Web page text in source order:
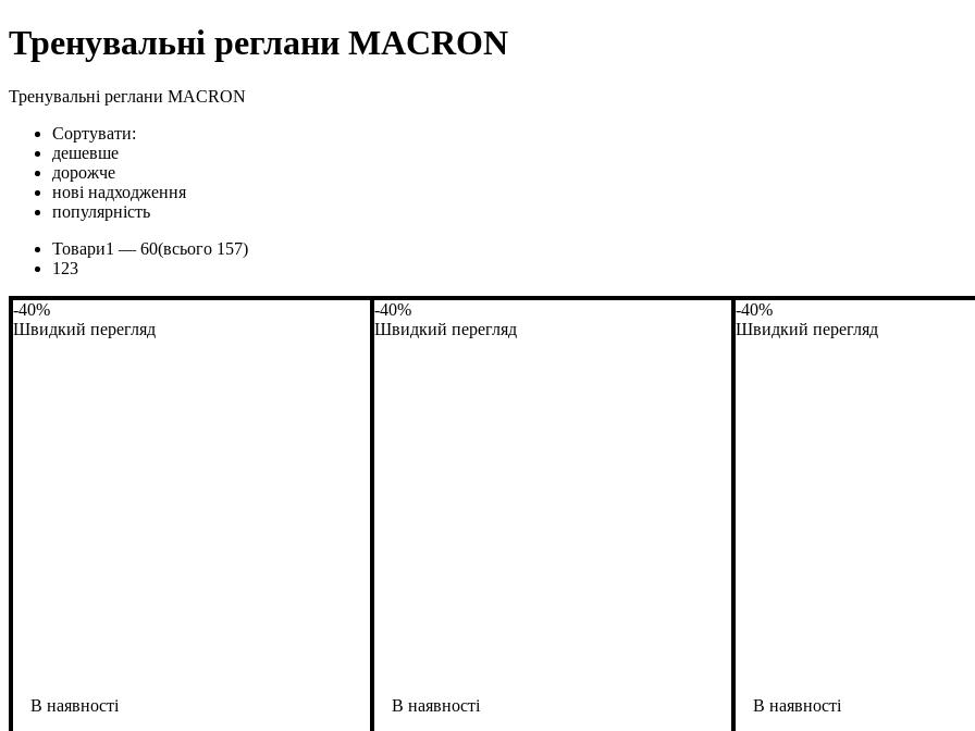
Тренувальні реглани MACRON
Тренувальні реглани MACRON
Сортувати:
дешевше
дорожче
нові надходження
популярність
Товари1 — 60(всього 157)
1 23
-40%
Швидкий перегляд
-40%
Швидкий перегляд
-40%
Швидкий перегляд